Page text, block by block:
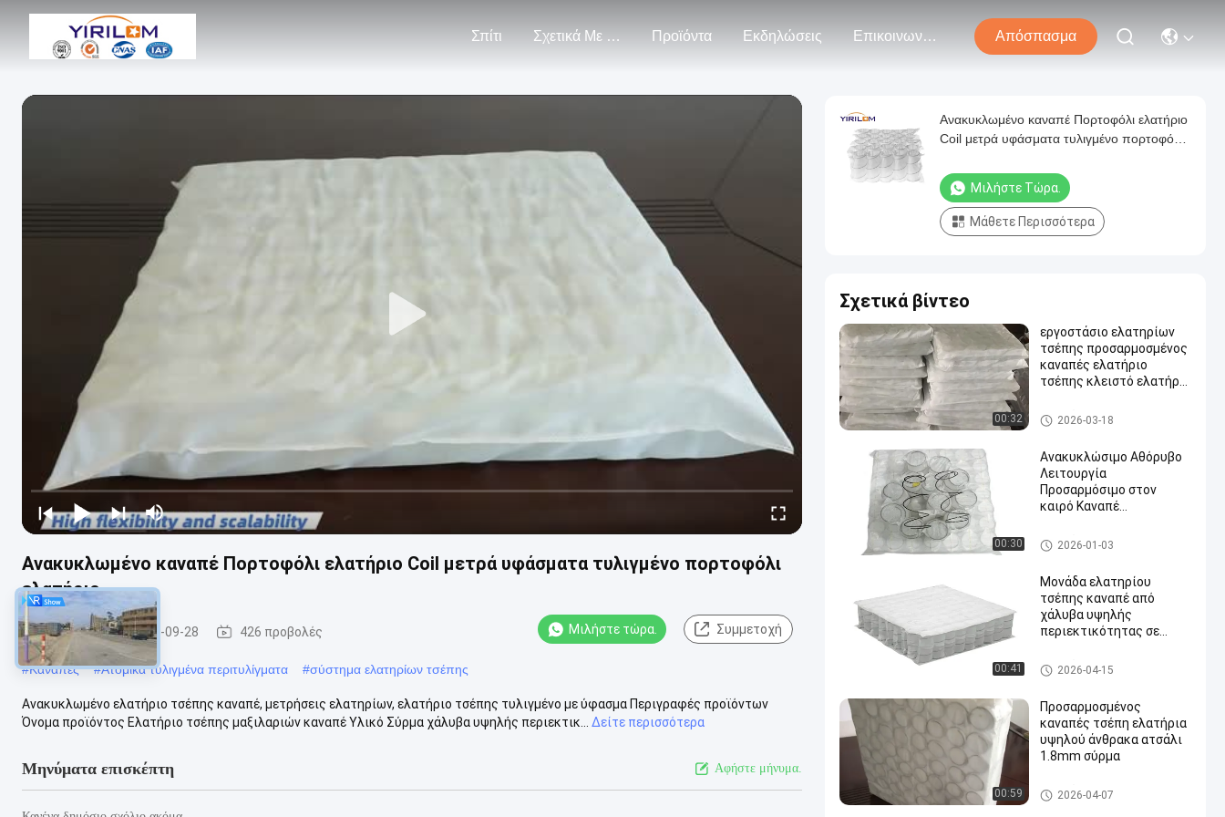
Σπίτι Σχετικά Με Εμάς Προϊόντα Εκδηλώσεις Επικοινωνήστε Μαζί Μας Απόσπασμα
Ανακυκλωμένο καναπέ Πορτοφόλι ελατήριο Coil μετρά υφάσματα τυλιγμένο πορτοφόλι
ελατήριο
Καναπές 2025-09-28 426 προβολές Μιλήστε τώρα. Συμμετοχή
#Καναπές #Ατομικά τυλιγμένα περιτυλίγματα #σύστημα ελατηρίων τσέπης
Ανακυκλωμένο ελατήριο τσέπης καναπέ, μετρήσεις ελατηρίων, ελατήριο τσέπης τυλιγμένο με ύφασμα Περιγραφές προϊόντων
Όνομα προϊόντος Ελατήριο τσέπης μαξιλαριών καναπέ Υλικό Σύρμα χάλυβα υψηλής περιεκτικ...
Δείτε περισσότερα
Μηνύματα επισκέπτη Αφήστε μήνυμα.
Ανακυκλωμένο καναπέ Πορτοφόλι ελατήριο
Coil μετρά υφάσματα τυλιγμένο πορτοφόλι
Μιλήστε Τώρα.
Μάθετε Περισσότερα
Σχετικά βίντεο
00:32
εργοστάσιο ελατηρίων
τσέπης προσαρμοσμένος
καναπές ελατήριο
τσέπης κλειστό ελατήριο
Καναπές
2026-03-18
00:30
Ανακυκλώσιμο Αθόρυβο
Λειτουργία
Προσαρμόσιμο στον
καιρό Καναπέ
Πορτοφολική
Ανοιξιάτικη Σπείρα για
Καναπές
2026-01-03
00:41
Μονάδα ελατηρίου
τσέπης καναπέ από
χάλυβα υψηλής
περιεκτικότητας σε
συμπιεσμένη και
τυλιγμένη συσκευασία
άνεση
Καναπές
2026-04-15
00:59
Προσαρμοσμένος
καναπές τσέπη ελατήρια
υψηλού άνθρακα ατσάλι
1.8mm σύρμα
Καναπές
2026-04-07